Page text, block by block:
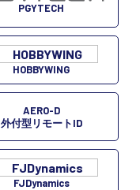
PGYTECH
HOBBYWING
AERO-D
外付型リモートID
FJDynamics